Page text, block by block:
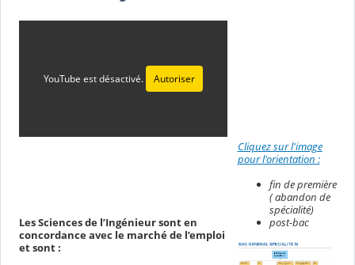
YouTube est désactivé. Autoriser
Les Sciences de l’Ingénieur sont en
concordance avec le marché de l’emploi
et sont :
Cliquez sur l'image
pour l'orientation :
fin de première
( abandon de
spécialité)
post-bac